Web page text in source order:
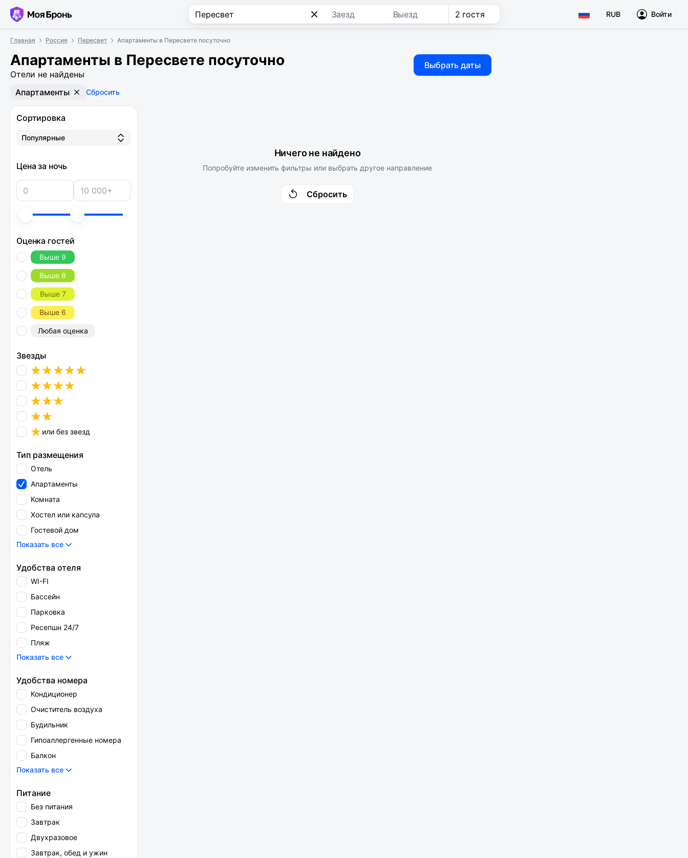
Заезд Выезд 2 гостя RUB Войти
Главная Россия Пересвет Апартаменты в Пересвете посуточно
Апартаменты в Пересвете посуточно
Отели не найдены
Выбрать даты
Апартаменты Сбросить
Сортировка
Популярные
Цена за ночь
Оценка гостей
Выше 9
Выше 8
Выше 7
Выше 6
Любая оценка
Звезды
или без звезд
Тип размещения
Отель
Апартаменты
Комната
Хостел или капсула
Гостевой дом
Показать все
Удобства отеля
WI-FI
Бассейн
Парковка
Ресепшн 24/7
Пляж
Показать все
Удобства номера
Кондиционер
Очиститель воздуха
Будильник
Гипоаллергенные номера
Балкон
Показать все
Питание
Без питания
Завтрак
Двухразовое
Завтрак, обед и ужин
Ничего не найдено
Попробуйте изменить фильтры или выбрать другое направление
Сбросить